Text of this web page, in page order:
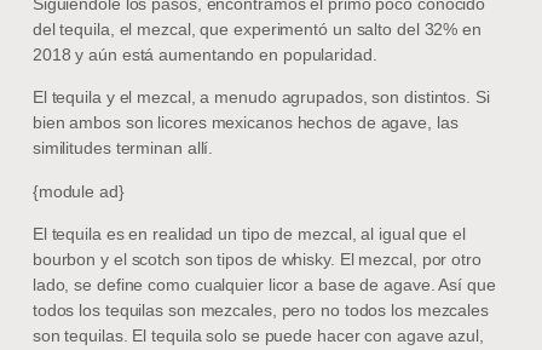
del tequila, el mezcal, que experimentó un salto del 32% en
2018 y aún está aumentando en popularidad.
El tequila y el mezcal, a menudo agrupados, son distintos. Si
bien ambos son licores mexicanos hechos de agave, las
similitudes terminan allí.
{module ad}
El tequila es en realidad un tipo de mezcal, al igual que el
bourbon y el scotch son tipos de whisky. El mezcal, por otro
lado, se define como cualquier licor a base de agave. Así que
todos los tequilas son mezcales, pero no todos los mezcales
son tequilas. El tequila solo se puede hacer con agave azul,